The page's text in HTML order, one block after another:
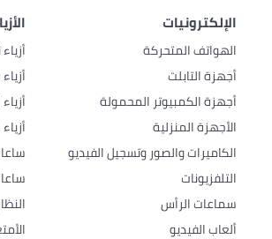
الإلكترونيات
الهواتف المتحركة
أجهزة التابلت
أجهزة الكمبيوتر المحمولة
الأجهزة المنزلية
الكاميرات والصور وتسجيل الفيديو
التلفزيونات
سماعات الرأس
ألعاب الفيديو